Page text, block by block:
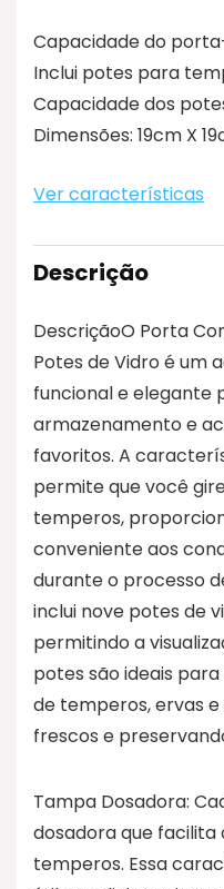
Capacidade do
Inclui potes para
Capacidade dos
Dimensões: 19cm X
Ver características
Descrição
DescriçãoO Porta
Potes de Vidro é um
funcional e elegante
armazenamento e
favoritos. A
permite que você
temperos,
conveniente aos
durante o processo
inclui nove potes de
permitindo a
potes são ideais
de temperos, ervas
frescos e
Tampa Dosadora:
dosadora que facilita
temperos. Essa